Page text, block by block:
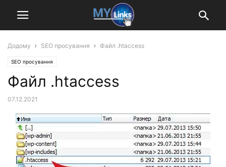
Додому SEO просування Файл .htaccess
SEO просування
Файл .htaccess
07.12.2021